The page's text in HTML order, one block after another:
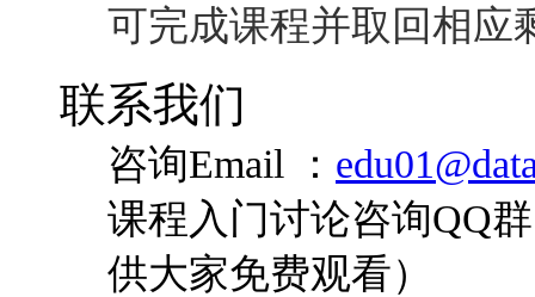
可完成课程并取回相应
联系我们
咨询Email ：
课程入门讨论咨询QQ
供大家免费观看）